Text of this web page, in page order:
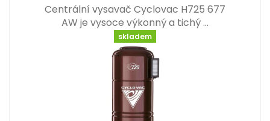
Centrální vysavač Cyclovac H725 677
AW je vysoce výkonný a tichý …
skladem